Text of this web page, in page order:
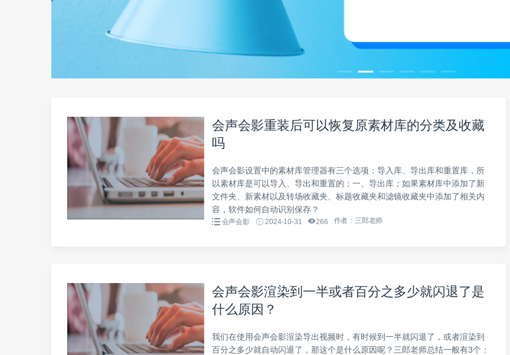
会声会影重装后可以恢复原素材库的分类及收藏
吗
会声会影设置中的素材库管理器有三个选项：导入库、导出库和重置库，所
以素材库是可以导入、导出和重置的；一、导出库；如果素材库中添加了新
文件夹、新素材以及转场收藏夹、标题收藏夹和滤镜收藏夹中添加了相关内
容，软件如何自动识别保存？
会声会影 2024-10-31 266 作者：三郎老师
会声会影渲染到一半或者百分之多少就闪退了是
什么原因？
我们在使用会声会影渲染导出视频时，有时候到一半就闪退了，或者渲染到
百分之多少就自动闪退了，那这个是什么原因呢？三郎老师总结一般有3个：